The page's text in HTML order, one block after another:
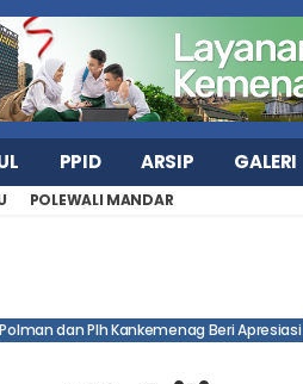
dan Plh Kankemenag Beri Apresiasi